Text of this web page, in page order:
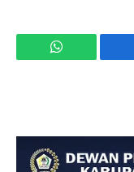
WhatsApp